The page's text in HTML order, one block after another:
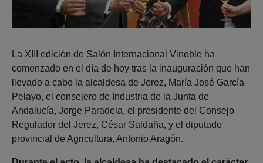
La XIII edición de Salón Internacional Vinoble ha
comenzado en el día de hoy tras la inauguración que han
llevado a cabo la alcaldesa de Jerez, María José García-
Pelayo, el consejero de Industria de la Junta de
Andalucía, Jorge Paradela, el presidente del Consejo
Regulador del Jerez, César Saldaña, y el diputado
provincial de Agricultura, Antonio Aragón.